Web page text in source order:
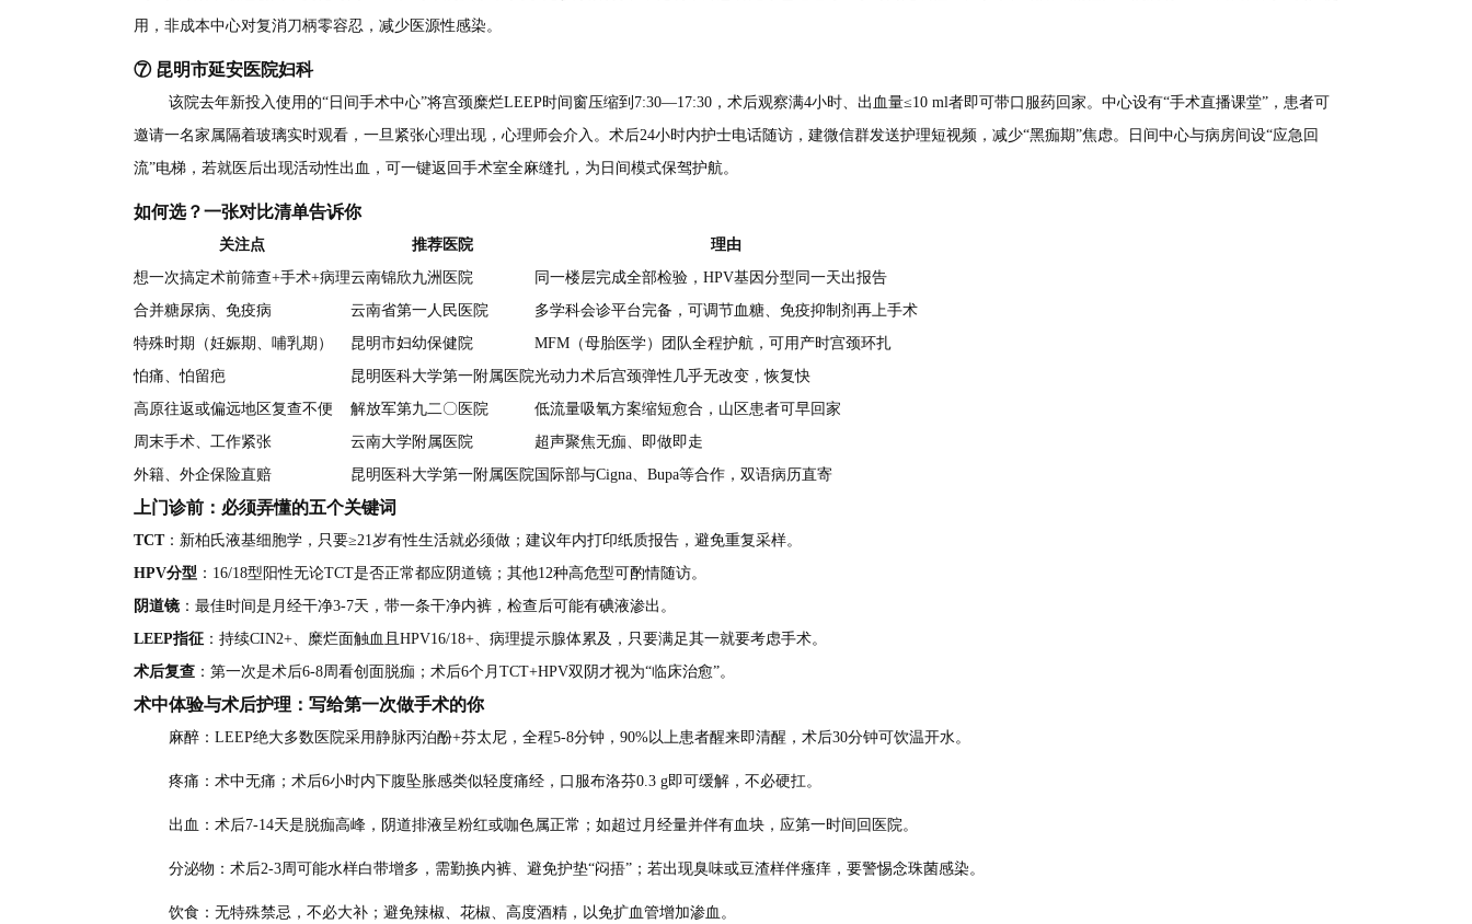
用，非成本中心对复消刀柄零容忍，减少医源性感染。
⑦ 昆明市延安医院妇科
该院去年新投入使用的“日间手术中心”将宫颈糜烂LEEP时间窗压缩到7:30—17:30，术后观察满4小时、出血量≤10 ml者即可带口服药回家。中心设有“手术直播课堂”，患者可
邀请一名家属隔着玻璃实时观看，一旦紧张心理出现，心理师会介入。术后24小时内护士电话随访，建微信群发送护理短视频，减少“黑痂期”焦虑。日间中心与病房间设“应急回
流”电梯，若就医后出现活动性出血，可一键返回手术室全麻缝扎，为日间模式保驾护航。
如何选？一张对比清单告诉你
关注点 推荐医院
理由
想一次搞定术前筛查+手术+病理云南锦欣九洲医院
同一楼层完成全部检验，HPV基因分型同一天出报告
合并糖尿病、免疫病
云南省第一人民医院
多学科会诊平台完备，可调节血糖、免疫抑制剂再上手术
特殊时期（妊娠期、哺乳期）
昆明市妇幼保健院
MFM（母胎医学）团队全程护航，可用产时宫颈环扎
怕痛、怕留疤
昆明医科大学第一附属医院光动力术后宫颈弹性几乎无改变，恢复快
高原往返或偏远地区复查不便
解放军第九二〇医院
低流量吸氧方案缩短愈合，山区患者可早回家
周末手术、工作紧张
云南大学附属医院
超声聚焦无痂、即做即走
外籍、外企保险直赔
昆明医科大学第一附属医院国际部与Cigna、Bupa等合作，双语病历直寄
上门诊前：必须弄懂的五个关键词
TCT：新柏氏液基细胞学，只要≥21岁有性生活就必须做；建议年内打印纸质报告，避免重复采样。
HPV分型 ：16/18型阳性无论TCT是否正常都应阴道镜；其他12种高危型可酌情随访。
阴道镜 ：最佳时间是月经干净3-7天，带一条干净内裤，检查后可能有碘液渗出。
LEEP指征 ：持续CIN2+、糜烂面触血且HPV16/18+、病理提示腺体累及，只要满足其一就要考虑手术。
术后复查 ：第一次是术后6-8周看创面脱痂；术后6个月TCT+HPV双阴才视为“临床治愈”。
术中体验与术后护理：写给第一次做手术的你
麻醉：LEEP绝大多数医院采用静脉丙泊酚+芬太尼，全程5-8分钟，90%以上患者醒来即清醒，术后30分钟可饮温开水。
疼痛：术中无痛；术后6小时内下腹坠胀感类似轻度痛经，口服布洛芬0.3 g即可缓解，不必硬扛。
出血：术后7-14天是脱痂高峰，阴道排液呈粉红或咖色属正常；如超过月经量并伴有血块，应第一时间回医院。
分泌物：术后2-3周可能水样白带增多，需勤换内裤、避免护垫“闷捂”；若出现臭味或豆渣样伴瘙痒，要警惕念珠菌感染。
饮食：无特殊禁忌，不必大补；避免辣椒、花椒、高度酒精，以免扩血管增加渗血。